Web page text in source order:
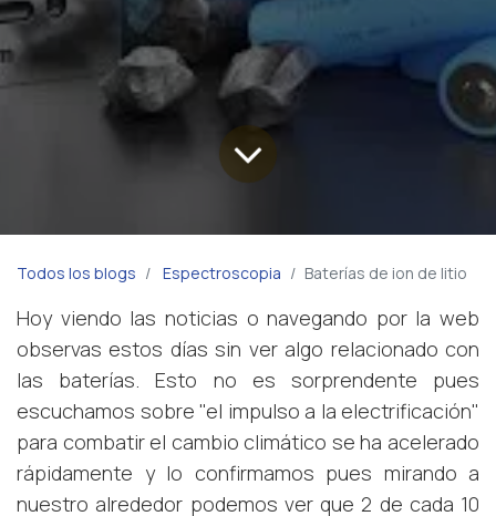
Todos los blogs Espectroscopia Baterías de ion de litio
Hoy viendo las noticias o navegando por la web
observas estos días sin ver algo relacionado con
las baterías. Esto no es sorprendente pues
escuchamos sobre "el impulso a la electrificación"
para combatir el cambio climático se ha acelerado
rápidamente y lo confirmamos pues mirando a
nuestro alrededor podemos ver que 2 de cada 10